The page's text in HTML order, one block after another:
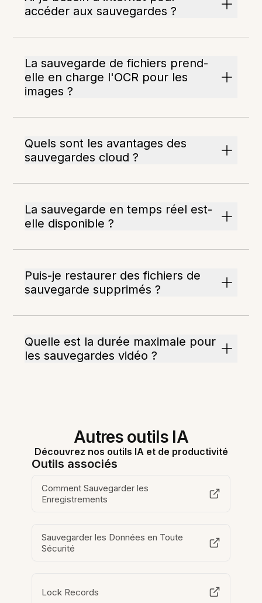
accéder aux sauvegardes ?
La sauvegarde de fichiers prend-
elle en charge l'OCR pour les
images ?
Quels sont les avantages des
sauvegardes cloud ?
La sauvegarde en temps réel est-
elle disponible ?
Puis-je restaurer des fichiers de
sauvegarde supprimés ?
Quelle est la durée maximale pour
les sauvegardes vidéo ?
Autres outils IA
Découvrez nos outils IA et de productivité
Outils associés
Comment Sauvegarder les
Enregistrements
Sauvegarder les Données en Toute
Sécurité
Lock Records